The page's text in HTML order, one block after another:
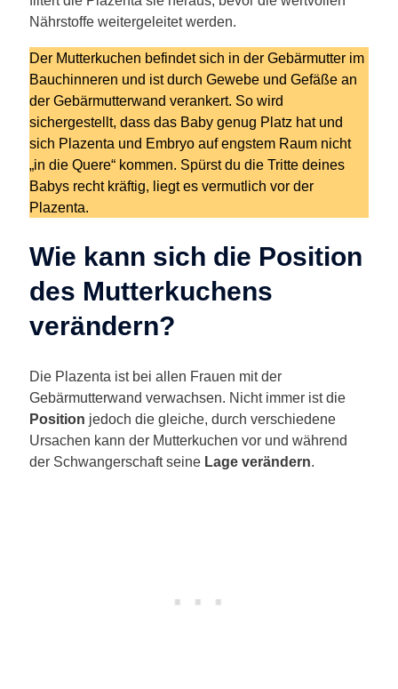
Nährstoffe weitergeleitet werden.
Der Mutterkuchen befindet sich in der Gebärmutter im
Bauchinneren und ist durch Gewebe und Gefäße an
der Gebärmutterwand verankert. So wird
sichergestellt, dass das Baby genug Platz hat und
sich Plazenta und Embryo auf engstem Raum nicht
„in die Quere“ kommen. Spürst du die Tritte deines
Babys recht kräftig, liegt es vermutlich vor der
Plazenta.
Wie kann sich die Position
des Mutterkuchens
verändern?
Die Plazenta ist bei allen Frauen mit der
Gebärmutterwand verwachsen. Nicht immer ist die
Position jedoch die gleiche, durch verschiedene
Ursachen kann der Mutterkuchen vor und während
der Schwangerschaft seine Lage verändern.